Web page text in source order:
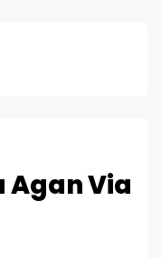
Agan Via